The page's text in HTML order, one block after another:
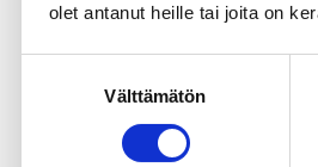
olet antanut heille tai joita on
Välttämätön
vakaana luot edellytykset
on proteiineja, kuitua ja